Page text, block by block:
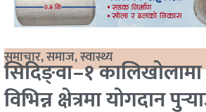
समाचार,समाज,स्वास्थ्य
सिदिङ्वा–१ कालिखोलामा
विभिन्न क्षेत्रमा योगदान